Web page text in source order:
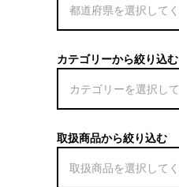
カテゴリーから絞り込む
取扱商品から絞り込む